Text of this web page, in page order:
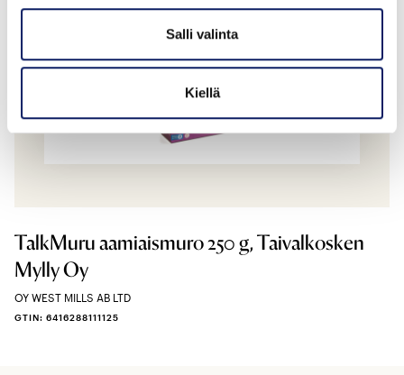
Salli valinta
Kiellä
TalkMuru aamiaismuro 250 g, Taivalkosken
Mylly Oy
OY WEST MILLS AB LTD
GTIN: 6416288111125